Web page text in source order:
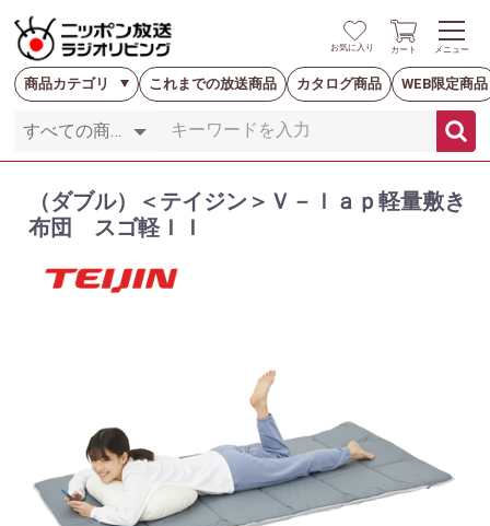
お気に入り カート メニュー
商品カテゴリ これまでの放送商品 カタログ商品 WEB限定商品
（ダブル）＜テイジン＞Ｖ－ｌａｐ軽量敷き
布団 スゴ軽ＩＩ